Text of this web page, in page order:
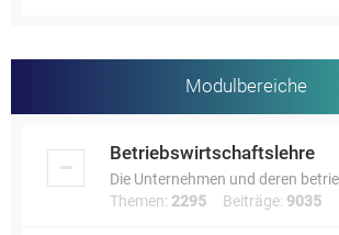
Modulbereiche
Betriebswirtschaftslehre
Die Unternehmen und deren
Themen: 2295 Beiträge: 9035